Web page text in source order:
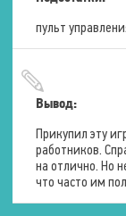
Зоны
головок
Ширина
Интенсивность
массажа
Скорость
Техники
пульт
Вывод:
Прикупил эту
работников.
на отлично. Но
что часто им